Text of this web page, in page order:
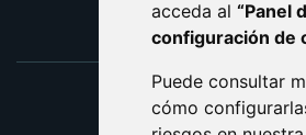
acceda al “Panel
configuración de
Puede consultar
cómo